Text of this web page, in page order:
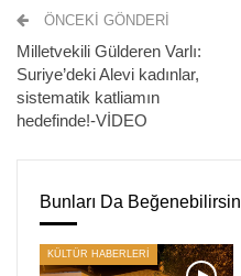
ÖNCEKI GÖNDERI
Milletvekili Gülderen Varlı:
Suriye’deki Alevi kadınlar,
sistematik katliamın
hedefinde!-VİDEO
Bunları Da Beğenebilirsin
KÜLTÜR HABERLERİ